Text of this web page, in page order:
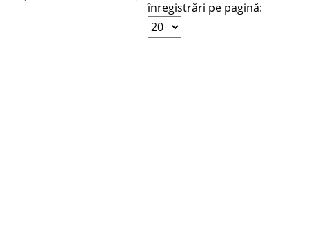
înregistrări pe pagină: